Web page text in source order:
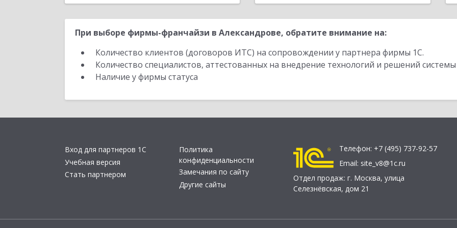
При выборе фирмы-франчайзи в Александрове, обратите внимание на:
Количество клиентов (договоров ИТС) на сопровождении у партнера фирмы 1С.
Количество специалистов, аттестованных на внедрение технологий и решений
Наличие у фирмы статуса
Вход для партнеров 1С
Учебная версия
Стать партнером
Политика
конфиденциальности
Замечания по сайту
Другие сайты
Телефон: +7 (495) 737-92-57
Email: site_v8@1c.ru
Отдел продаж: г. Москва, улица
Селезнёвская, дом 21